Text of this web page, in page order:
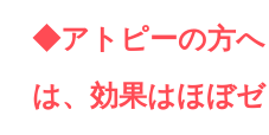
◆アトピーの方へ
は、効果はほぼ